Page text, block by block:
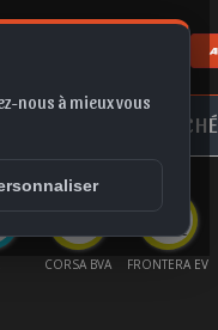
nous à mieux vous
MARCHÉ
CORSA BVA FRONTERA EV